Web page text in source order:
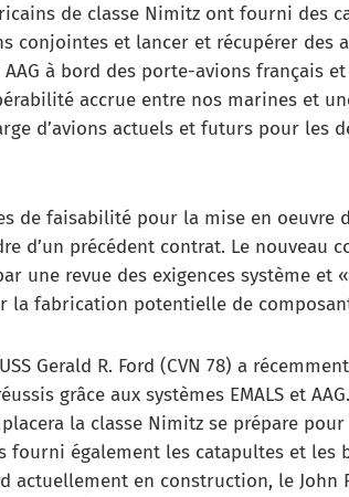
de classe Nimitz ont fourni des
conjointes et lancer et récupérer des
AAG à bord des porte-avions français
accrue entre nos marines et
d’avions actuels et futurs pour les
de faisabilité pour la mise en oeuvre
d’un précédent contrat. Le nouveau
une revue des exigences système et
fabrication potentielle de
Gerald R. Ford (CVN 78) a
grâce aux systèmes EMALS et
la classe Nimitz se prépare
fourni également les catapultes et les
actuellement en construction, le John